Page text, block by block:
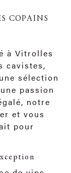
COPAINS
à Vitrolles
cavistes,
sélection
passion
notre
et vous
pour